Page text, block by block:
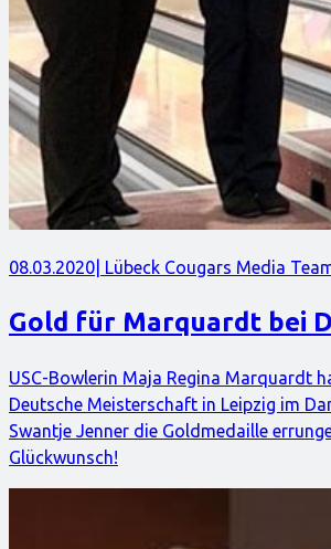
08.03.2020 | Lübeck Cougars Media
Gold für Marquardt bei
USC-Bowlerin Maja Regina Marquardt
Deutsche Meisterschaft in Leipzig im
Swantje Jenner die Goldmedaille
Glückwunsch!